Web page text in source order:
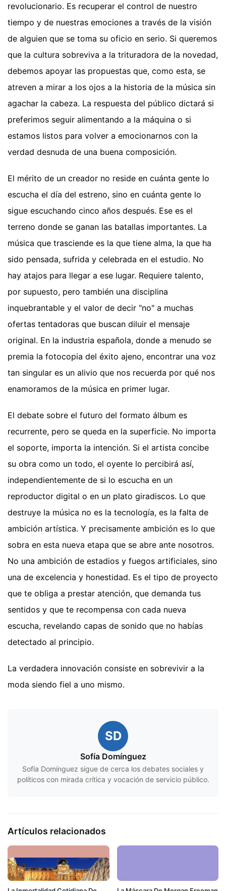
revolucionario. Es recuperar el control de nuestro
tiempo y de nuestras emociones a través de la visión
de alguien que se toma su oficio en serio. Si queremos
que la cultura sobreviva a la trituradora de la novedad,
debemos apoyar las propuestas que, como esta, se
atreven a mirar a los ojos a la historia de la música sin
agachar la cabeza. La respuesta del público dictará si
preferimos seguir alimentando a la máquina o si
estamos listos para volver a emocionarnos con la
verdad desnuda de una buena composición.
El mérito de un creador no reside en cuánta gente lo
escucha el día del estreno, sino en cuánta gente lo
sigue escuchando cinco años después. Ese es el
terreno donde se ganan las batallas importantes. La
música que trasciende es la que tiene alma, la que ha
sido pensada, sufrida y celebrada en el estudio. No
hay atajos para llegar a ese lugar. Requiere talento,
por supuesto, pero también una disciplina
inquebrantable y el valor de decir "no" a muchas
ofertas tentadoras que buscan diluir el mensaje
original. En la industria española, donde a menudo se
premia la fotocopia del éxito ajeno, encontrar una voz
tan singular es un alivio que nos recuerda por qué nos
enamoramos de la música en primer lugar.
El debate sobre el futuro del formato álbum es
recurrente, pero se queda en la superficie. No importa
el soporte, importa la intención. Si el artista concibe
su obra como un todo, el oyente lo percibirá así,
independientemente de si lo escucha en un
reproductor digital o en un plato giradiscos. Lo que
destruye la música no es la tecnología, es la falta de
ambición artística. Y precisamente ambición es lo que
sobra en esta nueva etapa que se abre ante nosotros.
No una ambición de estadios y fuegos artificiales, sino
una de excelencia y honestidad. Es el tipo de proyecto
que te obliga a prestar atención, que demanda tus
sentidos y que te recompensa con cada nueva
escucha, revelando capas de sonido que no habías
detectado al principio.
La verdadera innovación consiste en sobrevivir a la
moda siendo fiel a uno mismo.
SD
Sofía Domínguez
Sofía Domínguez sigue de cerca los debates sociales y
políticos con mirada crítica y vocación de servicio público.
Artículos relacionados